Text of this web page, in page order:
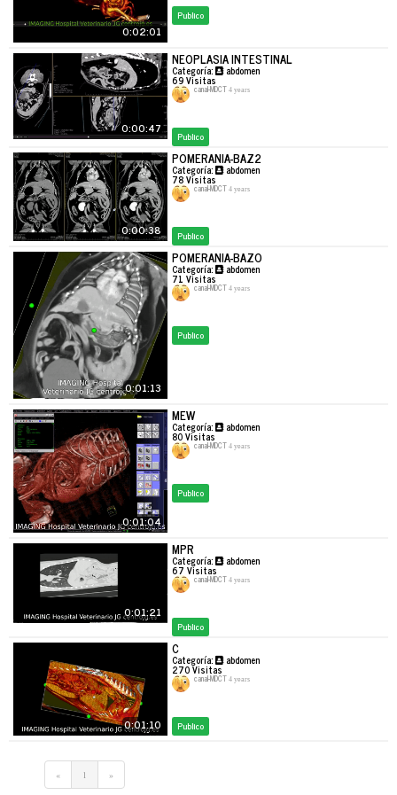
0:02:01
Publico
0:00:47
NEOPLASIA INTESTINAL
Categoría: abdomen
69Visitas
canal-MDCT 4 years
Publico
0:00:38
POMERANIA-BAZ2
Categoría: abdomen
78Visitas
canal-MDCT 4 years
Publico
0:01:13
POMERANIA-BAZO
Categoría: abdomen
71 Visitas
canal-MDCT 4 years
Publico
0:01:04
MEW
Categoría: abdomen
80Visitas
canal-MDCT 4 years
Publico
0:01:21
MPR
Categoría: abdomen
67 Visitas
canal-MDCT 4 years
Publico
0:01:10
C
Categoría: abdomen
270Visitas
canal-MDCT 4 years
Publico
« 1 »